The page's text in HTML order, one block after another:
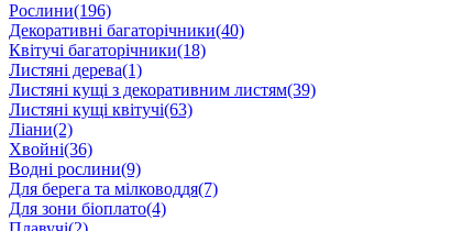
Рослини(196)
Декоративні багаторічники(40)
Квітучі багаторічники(18)
Листяні дерева(1)
Листяні кущі з декоративним листям(39)
Листяні кущі квітучі(63)
Ліани(2)
Хвойні(36)
Водні рослини(9)
Для берега та мілководдя(7)
Для зони біоплато(4)